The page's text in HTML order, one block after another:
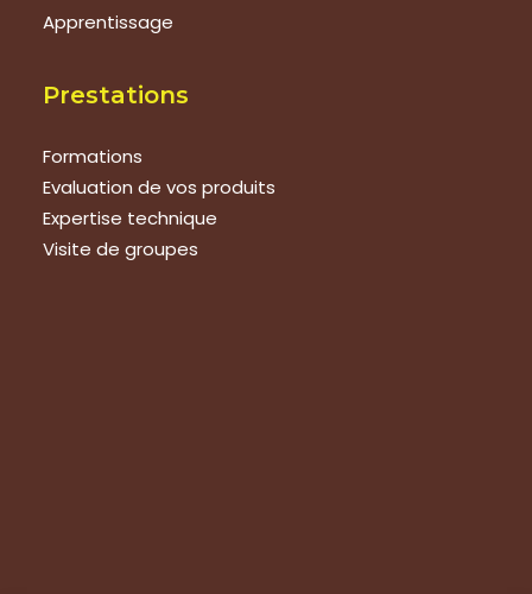
Apprentissage
Prestations
Formations
Evaluation de vos produits
Expertise technique
Visite de groupes